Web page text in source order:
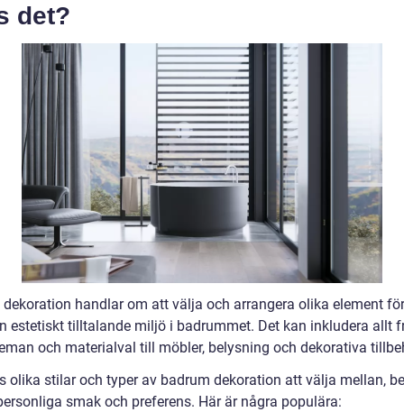
det?
dekoration handlar om att välja och arrangera olika element
estetiskt tilltalande miljö i badrummet. Det kan inkludera allt
och materialval till möbler, belysning och dekorativa
olika stilar och typer av badrum dekoration att välja mellan,
smak och preferens. Här är några populära: